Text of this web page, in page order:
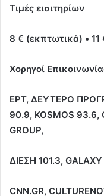
Τιμές εισιτηρίων
8 € (εκπτωτικά) • 11
Χορηγοί
ΕΡΤ, ΔΕΥΤΕΡΟ
90.9, ΚΟSMOS 93.6,
GROUP,
ΔΙΕΣΗ 101.3,
CNN.GR,